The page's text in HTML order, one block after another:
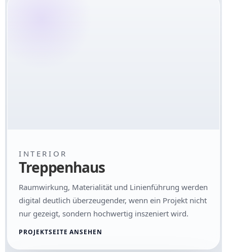
INTERIOR
Treppenhaus
Raumwirkung, Materialität und Linienführung werden
digital deutlich überzeugender, wenn ein Projekt nicht
nur gezeigt, sondern hochwertig inszeniert wird.
PROJEKTSEITE ANSEHEN